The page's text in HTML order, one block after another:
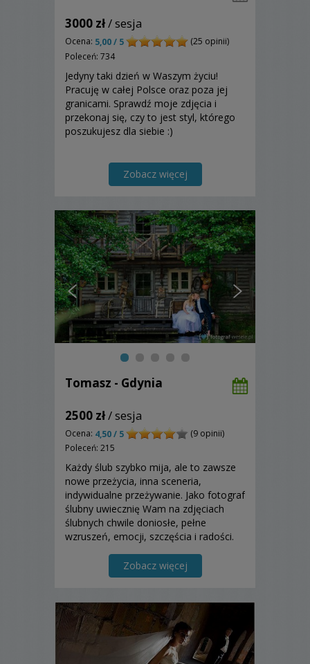
3000 zł/ sesja
Ocena: 5,00 / 5
(25 opinii)
Poleceń: 734
Jedyny taki dzień w Waszym życiu!
Pracuję w całej Polsce oraz poza jej
granicami. Sprawdź moje zdjęcia i
przekonaj się, czy to jest styl, którego
poszukujesz dla siebie :)
Zobacz więcej
Tomasz - Gdynia
2500 zł/ sesja
Ocena: 4,50 / 5
(9 opinii)
Poleceń: 215
Każdy ślub szybko mija, ale to zawsze
nowe przeżycia, inna sceneria,
indywidualne przeżywanie. Jako fotograf
ślubny uwiecznię Wam na zdjęciach
ślubnych chwile doniosłe, pełne
wzruszeń, emocji, szczęścia i radości.
Zobacz więcej